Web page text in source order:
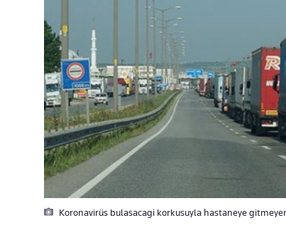
Koronavirüs bulasacagi korkusuyla hastaneye